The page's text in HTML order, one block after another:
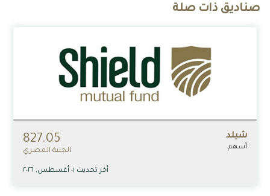
صناديق ذات صلة
شيلد
أسهم
827.05
الجنية المصري
أخر تحديث ٠١ أغسطس, ٢٠٢٦